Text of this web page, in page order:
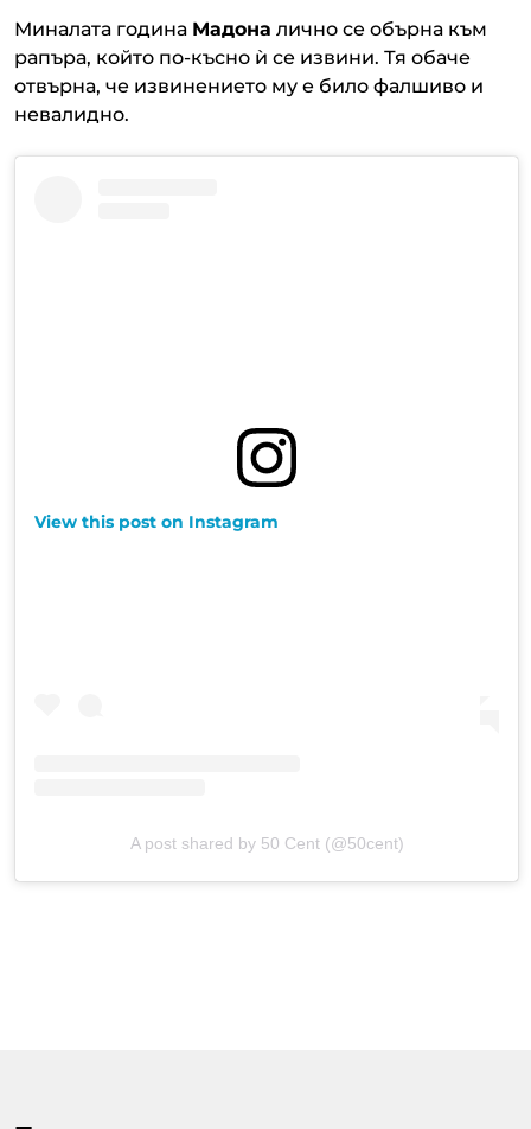
Миналата година Мадона лично се обърна към
рапъра, който по-късно ѝ се извини. Тя обаче
отвърна, че извинението му е било фалшиво и
невалидно.
View this post on Instagram
A post shared by 50 Cent (@50cent)